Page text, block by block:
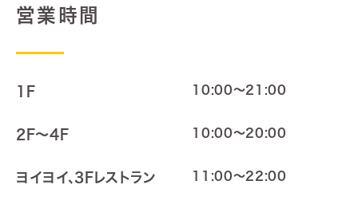
営業時間
1F 10:00～21:00
2F～4F 10:00～20:00
ヨイヨイ、3Fレストラン 11:00～22:00